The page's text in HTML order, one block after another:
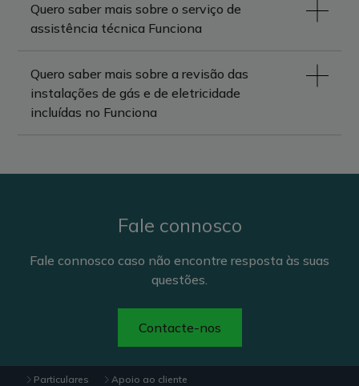
Quero saber mais sobre o serviço de
assistência técnica Funciona
Quero saber mais sobre a revisão das
instalações de gás e de eletricidade
incluídas no Funciona
Fale connosco
Fale connosco caso não encontre resposta às suas
questões.
Contacte-nos
Particulares
Apoio ao cliente